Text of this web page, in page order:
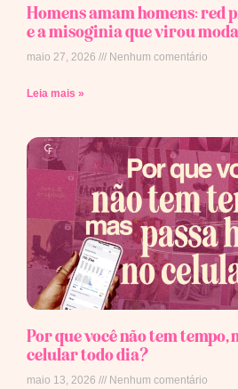
Homens amam homens: red
e a misoginia que virou moda
maio 27, 2026 Nenhum comentário
Leia mais »
Por que você não tem tempo,
celular todo dia?
maio 13, 2026 Nenhum comentário